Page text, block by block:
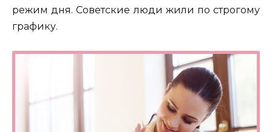
режим дня. Советские люди жили по строгому
графику.